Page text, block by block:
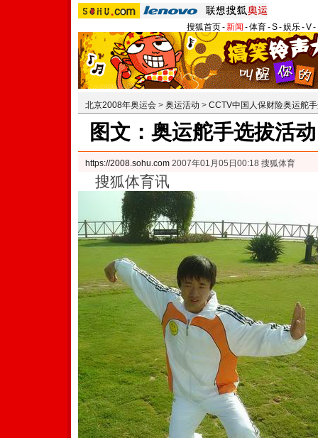
搜狐首页-新闻 -体育-S-娱乐-V-
北京2008年奥运会 > 奥运活动 > CCTV中国人保财险奥运舵
图文：奥运舵手选拔活
https://2008.sohu.com 2007年01月05日00:18 搜狐体育
搜狐体育讯